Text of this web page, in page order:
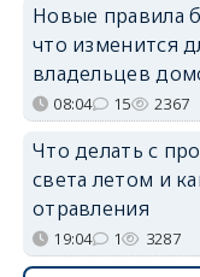
Новые правила
что изменится
владельцев
08:04 15 2367
Что делать с
света летом и
отравления
19:04 1 3287